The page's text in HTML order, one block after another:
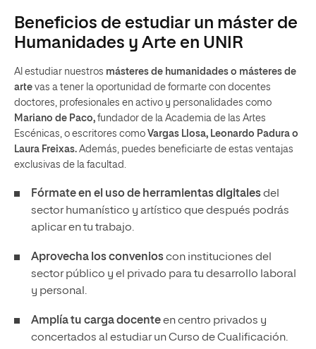
Beneficios de estudiar un máster de
Humanidades y Arte en UNIR
Al estudiar nuestros másteres de humanidades o másteres de
arte vas a tener la oportunidad de formarte con docentes
doctores, profesionales en activo y personalidades como
Mariano de Paco, fundador de la Academia de las Artes
Escénicas, o escritores como Vargas Llosa, Leonardo Padura o
Laura Freixas. Además, puedes beneficiarte de estas ventajas
exclusivas de la facultad.
Fórmate en el uso de herramientasdigitalesdel
sector humanístico y artístico que después podrás
aplicar en tu trabajo.
Aprovecha los convenioscon instituciones del
sector público y el privado para tu desarrollo laboral
y personal.
Amplía tu carga docenteen centro privados y
concertados al estudiar un Curso de Cualificación.